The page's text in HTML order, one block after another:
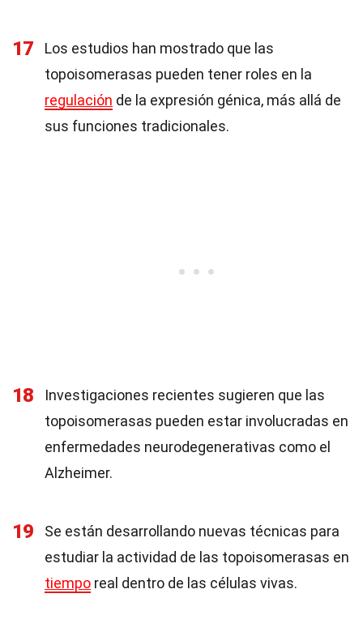
17
Los estudios han mostrado que las
topoisomerasas pueden tener roles en la
regulación de la expresión génica, más allá de
sus funciones tradicionales.
18
Investigaciones recientes sugieren que las
topoisomerasas pueden estar involucradas en
enfermedades neurodegenerativas como el
Alzheimer.
19
Se están desarrollando nuevas técnicas para
estudiar la actividad de las topoisomerasas en
tiempo real dentro de las células vivas.